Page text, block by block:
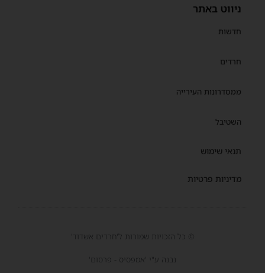
ניווט באתר
חדשות
חרדים
ממסדרונות העירייה
השטיבל
תנאי שימוש
מדיניות פרטיות
© כל הזכויות שמורות ל'חרדים אשדוד'
נבנה ע"י 'אמפסיס - פרסום'